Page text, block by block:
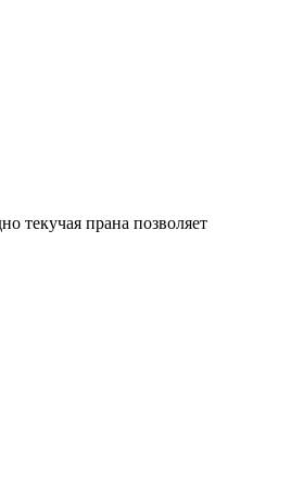
текучая прана позволяет